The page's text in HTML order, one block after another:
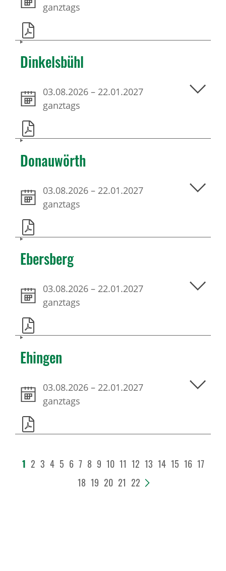
ganztags
Dinkelsbühl
03.08.2026 – 22.01.2027
ganztags
Donauwörth
03.08.2026 – 22.01.2027
ganztags
Ebersberg
03.08.2026 – 22.01.2027
ganztags
Ehingen
03.08.2026 – 22.01.2027
ganztags
1 2 3 4 5 6 7 8 9 10 11 12 13 14 15 16 17
18 19 20 21 22 >